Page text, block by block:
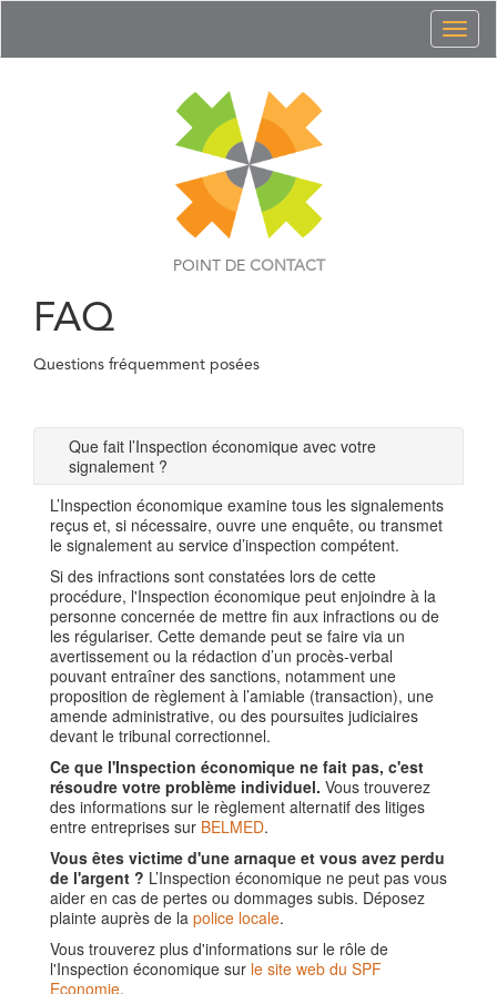
POINT DE CONTACT
FAQ
Questions fréquemment posées
Que fait l’Inspection économique avec votre
signalement ?
L’Inspection économique examine tous les signalements
reçus et, si nécessaire, ouvre une enquête, ou transmet
le signalement au service d’inspection compétent.
Si des infractions sont constatées lors de cette
procédure, l'Inspection économique peut enjoindre à la
personne concernée de mettre fin aux infractions ou de
les régulariser. Cette demande peut se faire via un
avertissement ou la rédaction d’un procès-verbal
pouvant entraîner des sanctions, notamment une
proposition de règlement à l’amiable (transaction), une
amende administrative, ou des poursuites judiciaires
devant le tribunal correctionnel.
Ce que l'Inspection économique ne fait pas, c'est
résoudre votre problème individuel. Vous trouverez
des informations sur le règlement alternatif des litiges
entre entreprises sur BELMED.
Vous êtes victime d'une arnaque et vous avez perdu
de l'argent ? L’Inspection économique ne peut pas vous
aider en cas de pertes ou dommages subis. Déposez
plainte auprès de la police locale.
Vous trouverez plus d'informations sur le rôle de
l'Inspection économique sur le site web du SPF
Economie.